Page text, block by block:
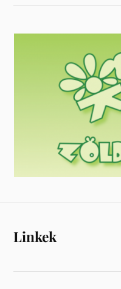
Linkek